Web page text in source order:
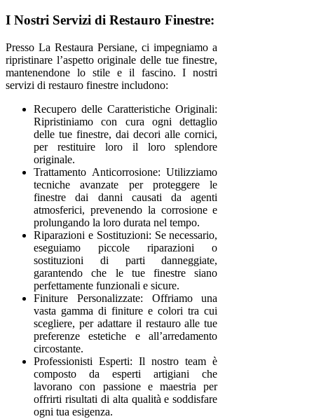
I Nostri Servizi di Restauro Finestre:
Presso La Restaura Persiane, ci impegniamo a
ripristinare l’aspetto originale delle tue finestre,
mantenendone lo stile e il fascino. I nostri
servizi di restauro finestre includono:
Recupero delle Caratteristiche Originali:
Ripristiniamo con cura ogni dettaglio
delle tue finestre, dai decori alle cornici,
per restituire loro il loro splendore
originale.
Trattamento Anticorrosione: Utilizziamo
tecniche avanzate per proteggere le
finestre dai danni causati da agenti
atmosferici, prevenendo la corrosione e
prolungando la loro durata nel tempo.
Riparazioni e Sostituzioni: Se necessario,
eseguiamo piccole riparazioni o
sostituzioni di parti danneggiate,
garantendo che le tue finestre siano
perfettamente funzionali e sicure.
Finiture Personalizzate: Offriamo una
vasta gamma di finiture e colori tra cui
scegliere, per adattare il restauro alle tue
preferenze estetiche e all’arredamento
circostante.
Professionisti Esperti: Il nostro team è
composto da esperti artigiani che
lavorano con passione e maestria per
offrirti risultati di alta qualità e soddisfare
ogni tua esigenza.